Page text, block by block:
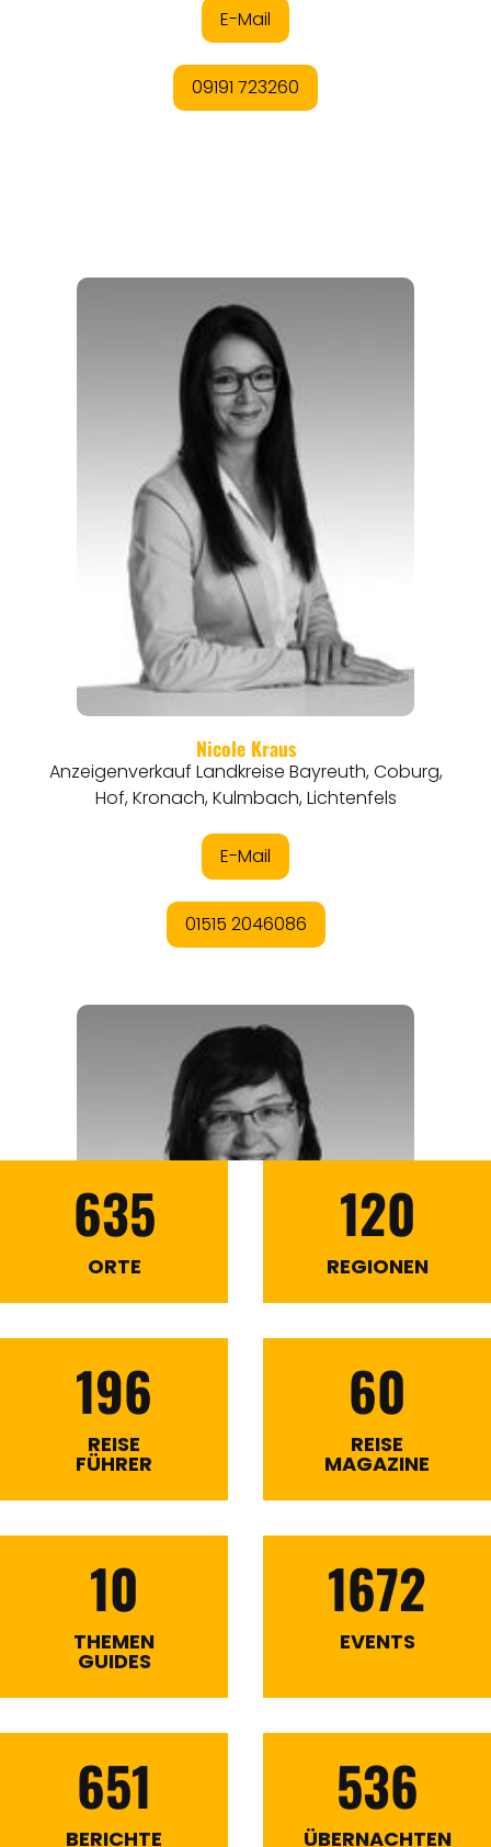
635
ORTE
120
REGIONEN
196
REISE
FÜHRER
60
REISE
MAGAZINE
10
THEMEN
GUIDES
1672
EVENTS
651
BERICHTE
536
ÜBERNACHTEN